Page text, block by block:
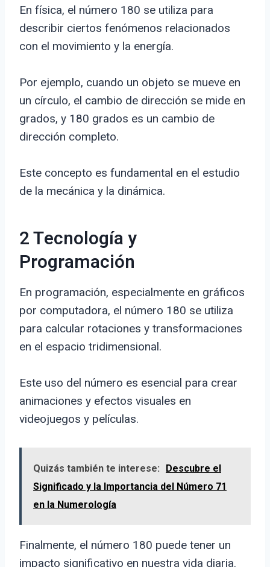
En física, el número 180 se utiliza para
describir ciertos fenómenos relacionados
con el movimiento y la energía.
Por ejemplo, cuando un objeto se mueve en
un círculo, el cambio de dirección se mide en
grados, y 180 grados es un cambio de
dirección completo.
Este concepto es fundamental en el estudio
de la mecánica y la dinámica.
2 Tecnología y
Programación
En programación, especialmente en gráficos
por computadora, el número 180 se utiliza
para calcular rotaciones y transformaciones
en el espacio tridimensional.
Este uso del número es esencial para crear
animaciones y efectos visuales en
videojuegos y películas.
Quizás también te interese:
Descubre el
Significado y la Importancia del Número 71
en la Numerología
Finalmente, el número 180 puede tener un
impacto significativo en nuestra vida diaria.